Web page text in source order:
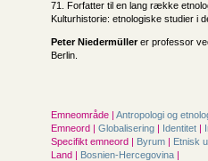
71. Forfatter til en lang række
Kulturhistorie: etnologiske studier i
Peter Niedermüllerer professor
Berlin.
Emneområde | Antropologi og
Emneord | Globalisering | Identitet |
Specifikt emneord | Byrum | Etnisk
Land | Bosnien-Hercegovina |